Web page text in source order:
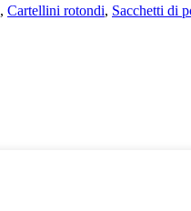
, Cartellini rotondi, Sacchetti di